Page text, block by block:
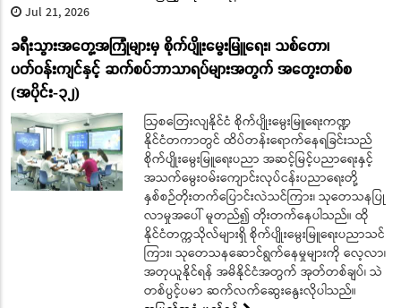
Jul 21, 2026
ခရီးသွားအတွေ့အကြုံများမှ စိုက်ပျိုးမွေးမြူရေး၊ သစ်တော၊
ပတ်ဝန်းကျင်နှင့် ဆက်စပ်ဘာသာရပ်များအတွက် အတွေးတစ်စ
(အပိုင်း-၃၂)
ဩစတြေးလျနိုင်ငံ စိုက်ပျိုးမွေးမြူရေးကဏ္ဍ
နိုင်ငံတကာတွင် ထိပ်တန်းရောက်နေရခြင်းသည်
စိုက်ပျိုးမွေးမြူရေးပညာ အဆင့်မြင့်ပညာရေးနှင့်
အသက်မွေးဝမ်းကျောင်းလုပ်ငန်းပညာရေးတို့
နှစ်စဉ်တိုးတက်ပြောင်းလဲသင်ကြား၊ သုတေသနပြု
လာမှုအပေါ် မူတည်၍ တိုးတက်နေပါသည်။ ထို
နိုင်ငံတက္ကသိုလ်များရှိ စိုက်ပျိုးမွေးမြူရေးပညာသင်
ကြား၊ သုတေသနဆောင်ရွက်နေမှုများကို လေ့လာ၊
အတုယူနိုင်ရန် အမိနိုင်ငံအတွက် အုတ်တစ်ချပ်၊ သဲ
တစ်ပွင့်ပမာ ဆက်လက်ဆွေးနွေးလိုပါသည်။